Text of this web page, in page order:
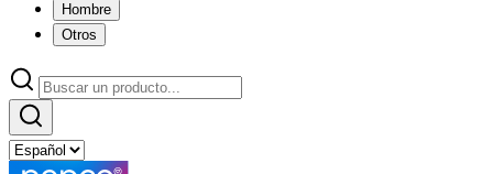
Hombre
Otros